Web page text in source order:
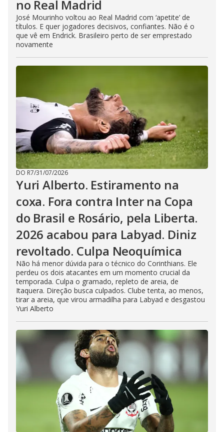
no Real Madrid
José Mourinho voltou ao Real Madrid com ‘apetite’ de
títulos. E quer jogadores decisivos, confiantes. Não é o
que vê em Endrick. Brasileiro perto de ser emprestado
novamente
DO R7/31/07/2026
Yuri Alberto. Estiramento na
coxa. Fora contra Inter na Copa
do Brasil e Rosário, pela Liberta.
2026 acabou para Labyad. Diniz
revoltado. Culpa Neoquímica
Não há menor dúvida para o técnico do Corinthians. Ele
perdeu os dois atacantes em um momento crucial da
temporada. Culpa o gramado, repleto de areia, de
Itaquera. Direção busca culpados. Clube tenta, ao menos,
tirar a areia, que virou armadilha para Labyad e desgastou
Yuri Alberto